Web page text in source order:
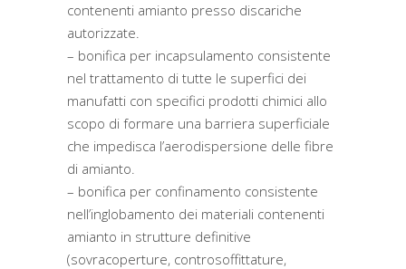
contenenti amianto presso discariche
autorizzate.
– bonifica per incapsulamento consistente
nel trattamento di tutte le superfici dei
manufatti con specifici prodotti chimici allo
scopo di formare una barriera superficiale
che impedisca l’aerodispersione delle fibre
di amianto.
– bonifica per confinamento consistente
nell’inglobamento dei materiali contenenti
amianto in strutture definitive
(sovracoperture, controsoffittature,